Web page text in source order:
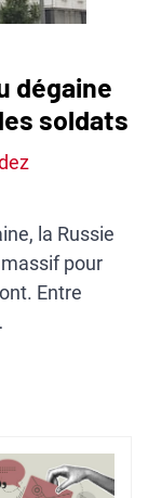
dégaine
soldats
la Russie
pour
Entre